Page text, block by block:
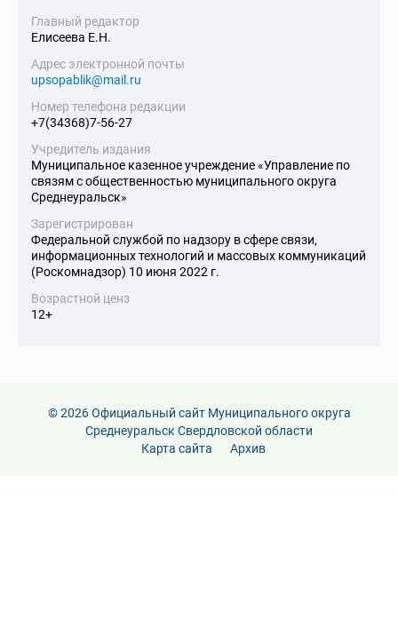
Главный редактор
Елисеева Е.Н.
Адрес электронной почты
upsopablik@mail.ru
Номер телефона редакции
+7(34368)7-56-27
Учредитель издания
Муниципальное казенное учреждение «Управление по
связям с общественностью муниципального округа
Среднеуральск»
Зарегистрирован
Федеральной службой по надзору в сфере связи,
информационных технологий и массовых коммуникаций
(Роскомнадзор) 10 июня 2022 г.
Возрастной ценз
12+
© 2026 Официальный сайт Муниципального округа
Среднеуральск Свердловской области
Карта сайта
Архив